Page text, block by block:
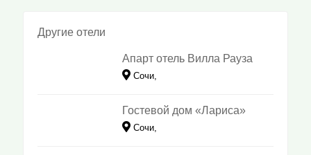
Другие отели
Апарт отель Вилла Рауза
Сочи,
Гостевой дом «Лариса»
Сочи,